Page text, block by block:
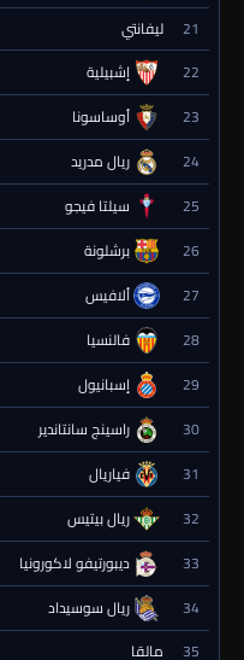
21 ليفانتي
22 إشبيلية
23 أوساسونا
24 ريال مدريد
25 سيلتا فيجو
26 برشلونة
27 ألافيس
28 فالنسيا
29 إسبانيول
30 راسينج سانتاندير
31 فياريال
32 ريال بيتيس
33 ديبورتيفو لاكورونيا
34 ريال سوسيداد
35 مالقا